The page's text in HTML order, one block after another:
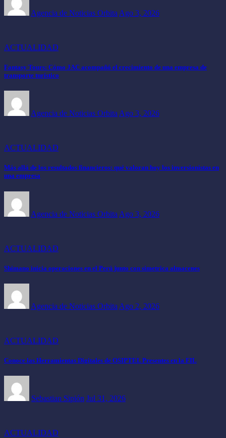
Agencia de Noticias Orbita Ago 3, 2026
ACTUALIDAD
Fantasy Tours: Cómo JAC acompañó el crecimiento de una empresa de
transporte turístico
Agencia de Noticias Orbita Ago 3, 2026
ACTUALIDAD
Más allá de los resultados financieros: qué valoran hoy los inversionistas en
una empresa
Agencia de Noticias Orbita Ago 3, 2026
ACTUALIDAD
Shimano inicia operaciones en el Perú junto con simetrica almacenes
Agencia de Noticias Orbita Ago 2, 2026
ACTUALIDAD
Conoce las Herramientas Digitales de OSIPTEL Presentes en la FIL
Sebastian Sipión Jul 31, 2026
ACTUALIDAD